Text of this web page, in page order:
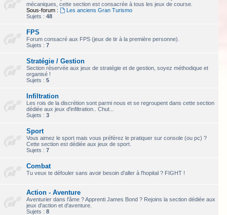
mécaniques, cette section est consacrée à tous les jeux de course.
Sous-forum :
Les anciens Gran Turismo
Sujets : 48
FPS
Forum consacré aux FPS (jeux de tir à la première personne).
Sujets : 7
Stratégie / Gestion
Section réservée aux jeux de stratégie et de gestion, soyez méthodique et
organisé !
Sujets : 5
Infiltration
Les rois de la discrétion sont parmi nous et se regroupent dans cette section
dédiée aux jeux d'infiltration.. Chut...
Sujets : 3
Sport
Vous aimez le sport mais vous préférez le pratiquer sur console (ou pc) ?
Cette section est dédiée aux jeux de sport.
Sujets : 7
Combat
Tu veux te défouler sans avoir besoin d'aller à l'hopital ? FIGHT !
Action - Aventure
Aventurier dans l'âme ? Apprenti James Bond ? Rejoins la section dédiée aux
jeux d'action et d'aventure.
Sujets : 8